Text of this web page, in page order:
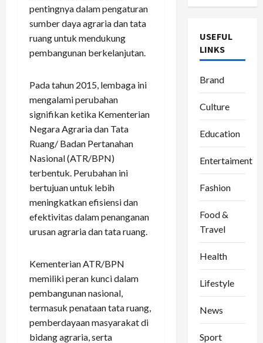
pentingnya dalam pengaturan
sumber daya agraria dan tata
ruang untuk mendukung
pembangunan berkelanjutan.
Pada tahun 2015, lembaga ini
mengalami perubahan
signifikan ketika Kementerian
Negara Agraria dan Tata
Ruang/ Badan Pertanahan
Nasional (ATR/BPN)
terbentuk. Perubahan ini
bertujuan untuk lebih
meningkatkan efisiensi dan
efektivitas dalam penanganan
urusan agraria dan tata ruang.
Kementerian ATR/BPN
memiliki peran kunci dalam
pembangunan nasional,
termasuk penataan tata ruang,
pemberdayaan masyarakat di
bidang agraria, serta
USEFUL
LINKS
Brand
Culture
Education
Entertaiment
Fashion
Food &
Travel
Health
Lifestyle
News
Sport